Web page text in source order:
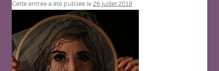
Cette entrée a été publiée le 26 juillet 2018 .